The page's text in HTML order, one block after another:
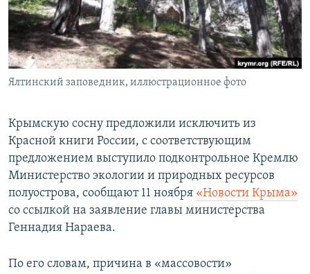
ПОБЕДИТЕЛЕЙ НЕ СУДЯТ?
КРЫМ.НЕПОКОРЕННЫЙ
ELIFBE
УКРАИНСКАЯ ПРОБЛЕМА КРЫМА
ПРИСОЕДИНЯЙТЕСЬ!
Ялтинский заповедник, иллюстрационное фото
Крымскую сосну предложили исключить из
Красной книги России, с соответствующим
предложением выступило подконтрольное Кремлю
Министерство экологии и природных ресурсов
полуострова, сообщают 11 ноября «Новости Крыма»
со ссылкой на заявление главы министерства
Геннадия Нараева.
По его словам, причина в «массовости»